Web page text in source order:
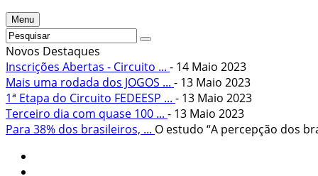
Menu
Novos Destaques
Inscrições Abertas - Circuito ... - 14 Maio 2023
Mais uma rodada dos JOGOS ... - 13 Maio 2023
1ª Etapa do Circuito FEDEESP ... - 13 Maio 2023
Terceiro dia com quase 100 ... - 13 Maio 2023
Para 38% dos brasileiros, ... O estudo “A percepção dos